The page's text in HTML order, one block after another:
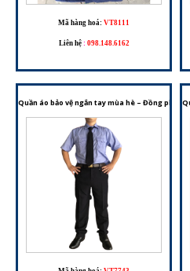
Mã hàng hoá: VT8111
Liên hệ : 098.148.6162
Quần áo bảo vệ ngắn tay mùa hè – Đồng phục